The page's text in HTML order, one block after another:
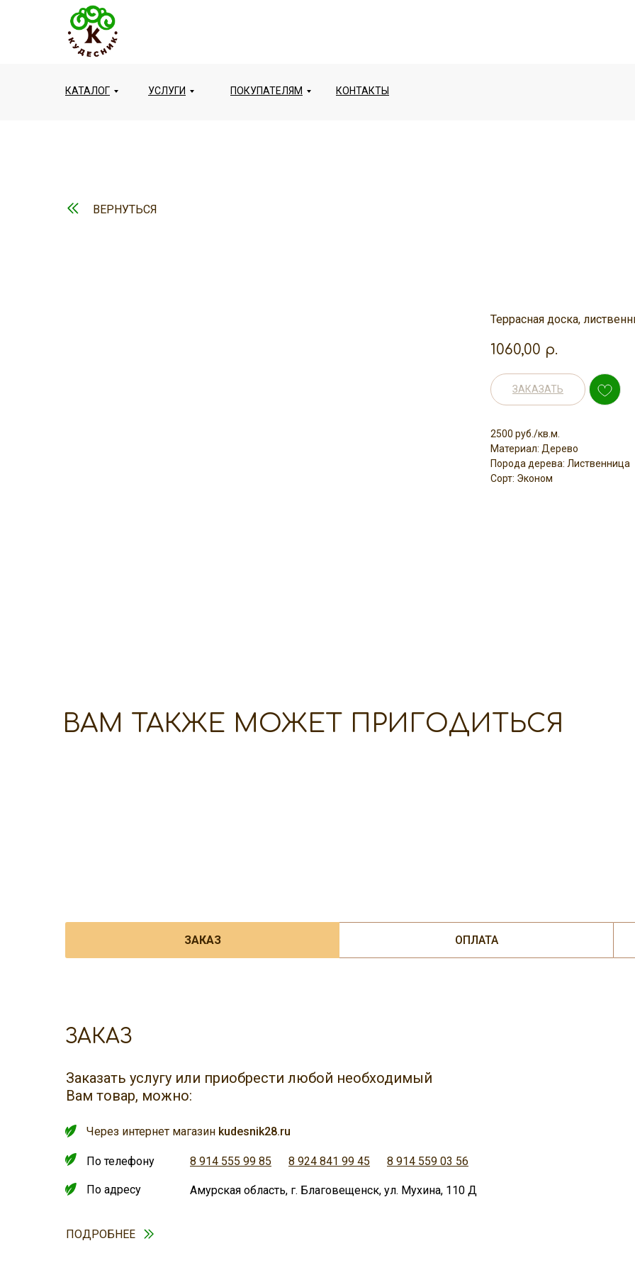
КОНТАКТЫ
КАТАЛОГ ПОКУПАТЕЛЯМ
УСЛУГИ
ВЕРНУТЬСЯ
Террасная доска,
1060,00 р.
ЗАКАЗАТЬ
2500 руб./кв.м.
Материал: Дерево
Порода дерева: Лиственница
Сорт: Эконом
ВАМ ТАКЖЕ МОЖЕТ ПРИГОДИТЬСЯ
ЗАКАЗ ОПЛАТА
ЗАКАЗ
Амурская область, г. Благовещенск, ул. Мухина, 110 Д
8 914 555 99 85 8 924 841 99 45
По телефону
По адресу
8 914 559 03 56
Через интернет магазин kudesnik28.ru
Заказать услугу или приобрести любой необходимый
Вам товар, можно:
ПОДРОБНЕЕ